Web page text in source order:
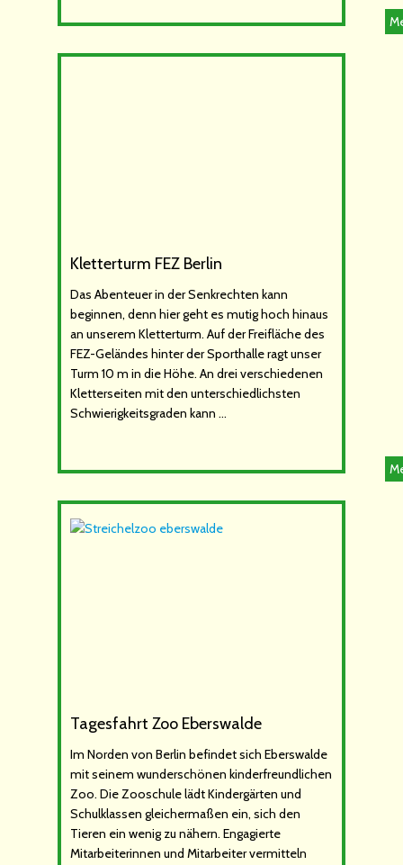
Kletterturm FEZ Berlin
Das Abenteuer in der Senkrechten kann
beginnen, denn hier geht es mutig hoch hinaus
an unserem Kletterturm. Auf der Freifläche des
FEZ-Geländes hinter der Sporthalle ragt unser
Turm 10 m in die Höhe. An drei verschiedenen
Kletterseiten mit den unterschiedlichsten
Schwierigkeitsgraden kann …
Tagesfahrt Zoo Eberswalde
Im Norden von Berlin befindet sich Eberswalde
mit seinem wunderschönen kinderfreundlichen
Zoo. Die Zooschule lädt Kindergärten und
Schulklassen gleichermaßen ein, sich den
Tieren ein wenig zu nähern. Engagierte
Mitarbeiterinnen und Mitarbeiter vermitteln